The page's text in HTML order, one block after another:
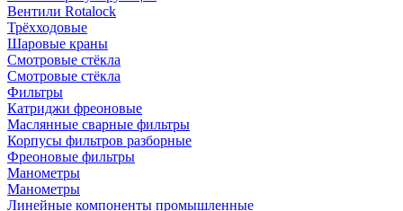
Вентили Rotalock
Трёхходовые
Шаровые краны
Смотровые стёкла
Смотровые стёкла
Фильтры
Катриджи фреоновые
Маслянные сварные фильтры
Корпусы фильтров разборные
Фреоновые фильтры
Манометры
Манометры
Линейные компоненты промышленные